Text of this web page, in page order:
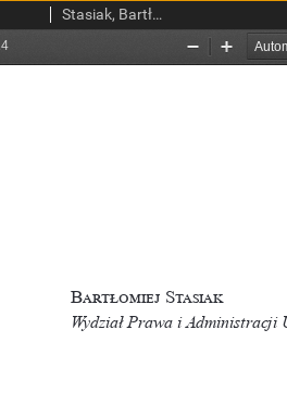
Stasiak, Bartłomiej.